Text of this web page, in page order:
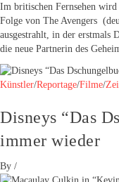
Im britischen Fernsehen
Folge von The Avengers
ausgestrahlt, in der erstmals
die neue Partnerin des
Künstler/Reportage/Filme/
Disneys “Das
immer wieder
By /